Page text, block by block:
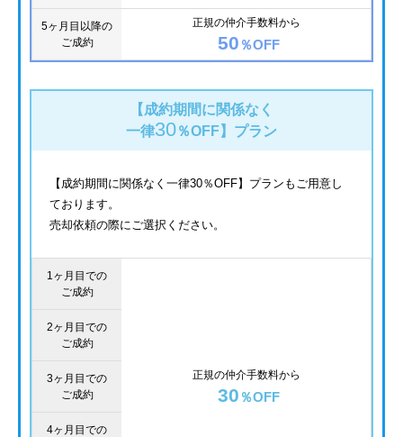
5ヶ月目以降の
ご成約
正規の仲介手数料から
50 ％OFF
【成約期間に関係なく
一律30％OFF】 プラン
【成約期間に関係なく一律30％OFF】プランもご用意し
ております。
売却依頼の際にご選択ください。
1ヶ月目での
ご成約
正規の仲介手数料から
30 ％OFF
2ヶ月目での
ご成約
3ヶ月目での
ご成約
4ヶ月目での